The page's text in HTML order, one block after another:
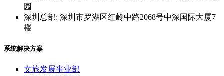
园
深圳总部: 深圳市罗湖区红岭中路2068号中深国际大厦7
楼
系统解决方案
文旅发展事业部